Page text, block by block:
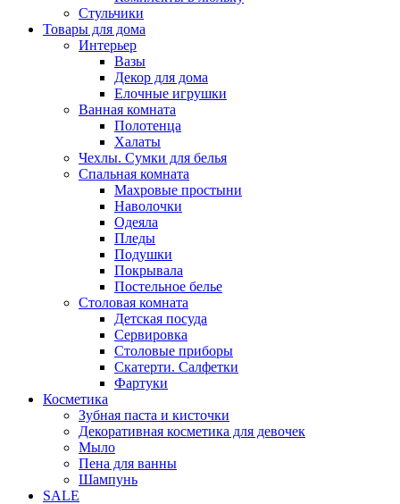
Стульчики
Товары для дома
Интерьер
Вазы
Декор для дома
Елочные игрушки
Ванная комната
Полотенца
Халаты
Чехлы. Сумки для белья
Спальная комната
Махровые простыни
Наволочки
Одеяла
Пледы
Подушки
Покрывала
Постельное белье
Столовая комната
Детская посуда
Сервировка
Столовые приборы
Скатерти. Салфетки
Фартуки
Косметика
Зубная паста и кисточки
Декоративная косметика для девочек
Мыло
Пена для ванны
Шампунь
SALE